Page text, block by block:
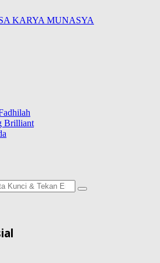
berbagi berbagai hal di sekitarnya
Brilliant